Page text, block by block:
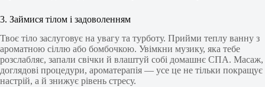
3. Займися тілом і задоволенням
Твоє тіло заслуговує на увагу та турботу. Прийми теплу ванну з
ароматною сіллю або бомбочкою. Увімкни музику, яка тебе
розслабляє, запали свічки й влаштуй собі домашнє СПА. Масаж,
доглядові процедури, ароматерапія — усе це не тільки покращує
настрій, а й знижує рівень стресу.